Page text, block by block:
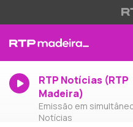
RTP Notícias (RTP
Madeira)
Emissão em
Notícias